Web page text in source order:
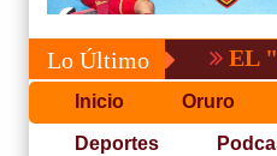
Lo ÚltimoEL
Inicio Oruro
Deportes